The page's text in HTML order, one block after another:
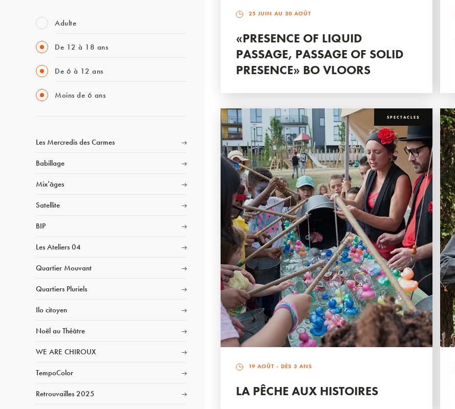
Adulte
De 12 à 18 ans
De 6 à 12 ans
Moins de 6 ans
Les Mercredis des Carmes
Babillage
Mix’âges
Satellite
BIP
Les Ateliers 04
Quartier Mouvant
Quartiers Pluriels
Ilo citoyen
Noël au Théâtre
WE ARE CHIROUX
TempoColor
Retrouvailles 2025
25 JUIN AU 30 AOÛT
«PRESENCE OF LIQUID
PASSAGE, PASSAGE OF SOLID
PRESENCE» BO VLOORS
SPECTACLES
19 AOÛT - DÈS 3 ANS
LA PÊCHE AUX HISTOIRES